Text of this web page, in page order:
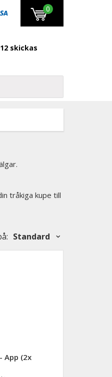
0
skickas
tråkiga kupe till
: Standard
App (2x